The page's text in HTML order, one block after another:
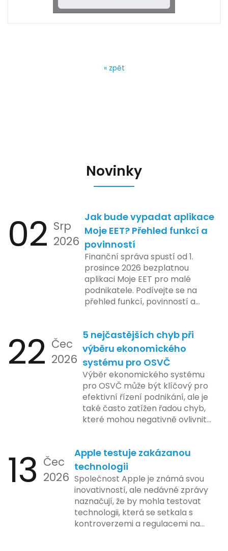
« zpět
Novinky
02 Srp
2026
Jak bude vypadat aplikace
Moje EET? Přehled funkcí a
povinností
Finanční správa spustí od 1.
prosince 2026 bezplatnou
aplikaci Moje EET pro malé
podnikatele. Podívejte se na
přehled funkcí, povinností a
22 Čec
2026
5 nejčastějších chyb při
výběru ekonomického
systému pro OSVČ
Výběr ekonomického systému
pro OSVČ může být klíčový pro
efektivní řízení podnikání, ale je
také často zatížen řadou chyb,
které mohou negativně ovlivnit
by se podnikatelé měli vyvarovat.
13 Čec
2026
Apple testuje zakázanou
technologii
Společnost Apple je známá svou
inovativností, ale nedávné zprávy
naznačují, že by mohla testovat
technologii, která se setkala s
kontroverzemi a regulacemi na